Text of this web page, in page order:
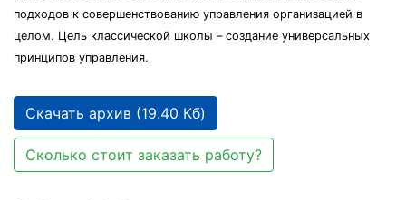
подходов к совершенствованию управления организацией в
целом. Цель классической школы – создание универсальных
принципов управления.
Скачать архив (19.40 Кб)
Сколько стоит заказать работу?